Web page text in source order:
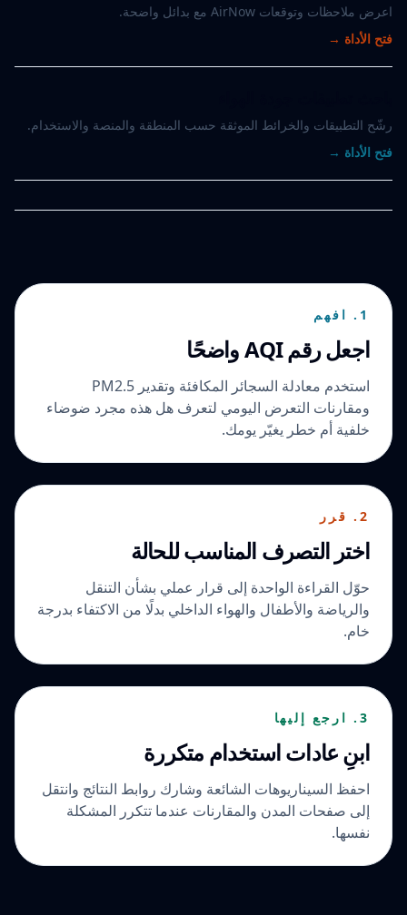
اعرض ملاحظات وتوقعات AirNow مع بدائل واضحة.
فتح الأداة →
رشّح التطبيقات والخرائط الموثقة حسب المنطقة والمنصة والاستخدام.
فتح الأداة →
1. افهم
اجعل رقم AQI واضحًا
استخدم معادلة السجائر المكافئة وتقدير PM2.5
ومقارنات التعرض اليومي لتعرف هل هذه مجرد ضوضاء
خلفية أم خطر يغيّر يومك.
2. قرر
اختر التصرف المناسب للحالة
حوّل القراءة الواحدة إلى قرار عملي بشأن التنقل
والرياضة والأطفال والهواء الداخلي بدلًا من الاكتفاء بدرجة
خام.
3. ارجع إليها
ابنِ عادات استخدام متكررة
احفظ السيناريوهات الشائعة وشارك روابط النتائج وانتقل
إلى صفحات المدن والمقارنات عندما تتكرر المشكلة
نفسها.